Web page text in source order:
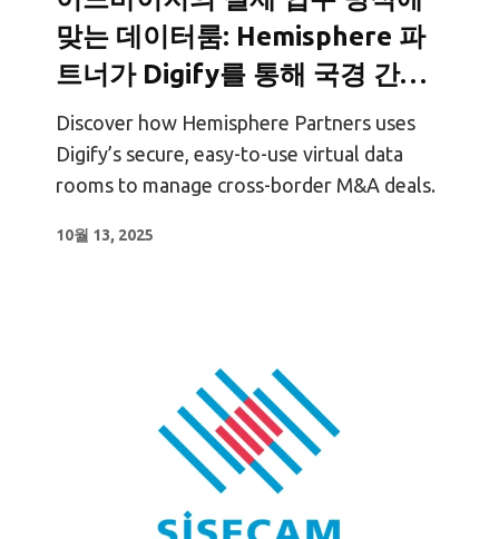
맞는 데이터룸: Hemisphere 파
트너가 Digify를 통해 국경 간
M&A를 간소화한 방법
Discover how Hemisphere Partners uses
Digify’s secure, easy-to-use virtual data
rooms to manage cross-border M&A deals.
10월 13, 2025